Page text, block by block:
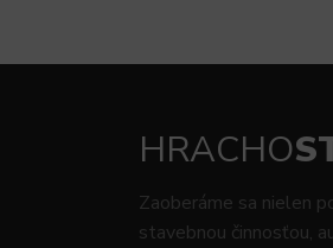
HRACHO
Zaoberáme sa nielen
stavebnou činnosťou,